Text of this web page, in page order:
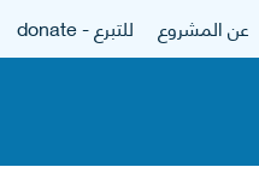
عن المشروع للتبرع - donate